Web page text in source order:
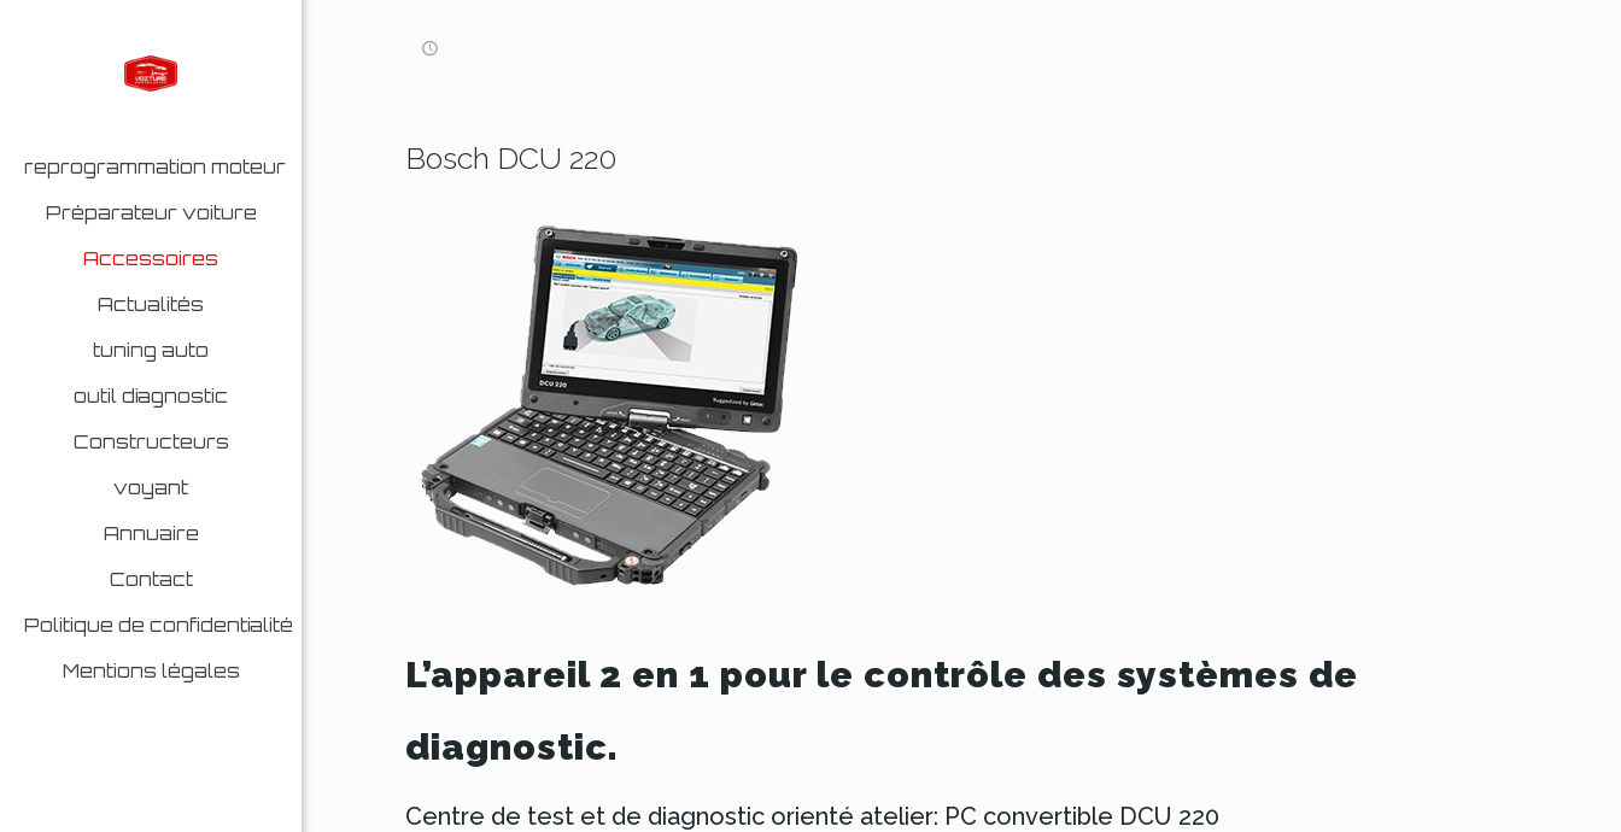
reprogrammation moteur
Préparateur voiture
Accessoires
Actualités
tuning auto
outil diagnostic
Constructeurs
voyant
Annuaire
Contact
Politique de confidentialité
Mentions légales
Bosch DCU 220
L’appareil 2 en 1 pour le contrôle des systèmes de
diagnostic.
Centre de test et de diagnostic orienté atelier: PC convertible DCU 220